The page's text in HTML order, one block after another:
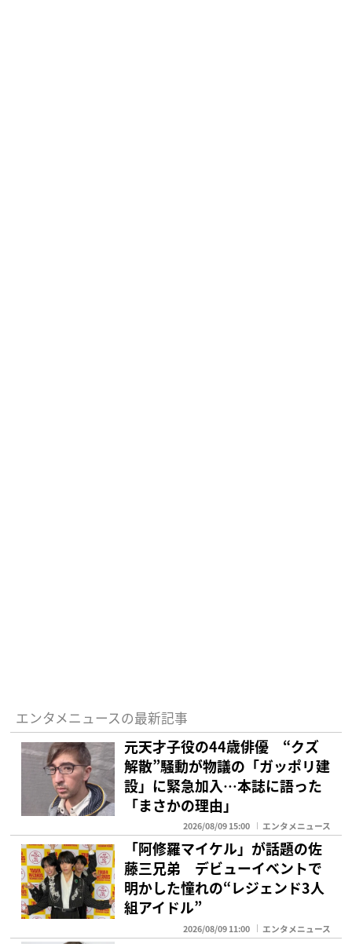
エンタメニュースの最新記事
元天才子役の44歳俳優 “クズ
解散”騒動が物議の「ガッポリ建
設」に緊急加入…本誌に語った
「まさかの理由」
2026/08/09 15:00 エンタメニュース
「阿修羅マイケル」が話題の佐
藤三兄弟 デビューイベントで
明かした憧れの“レジェンド3人
組アイドル”
2026/08/09 11:00 エンタメニュース